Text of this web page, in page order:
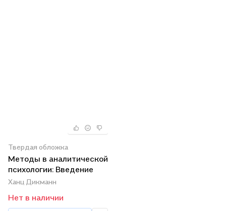
Твердая обложка
Методы в аналитической
психологии: Введение
Ханц Дикманн
Нет в наличии